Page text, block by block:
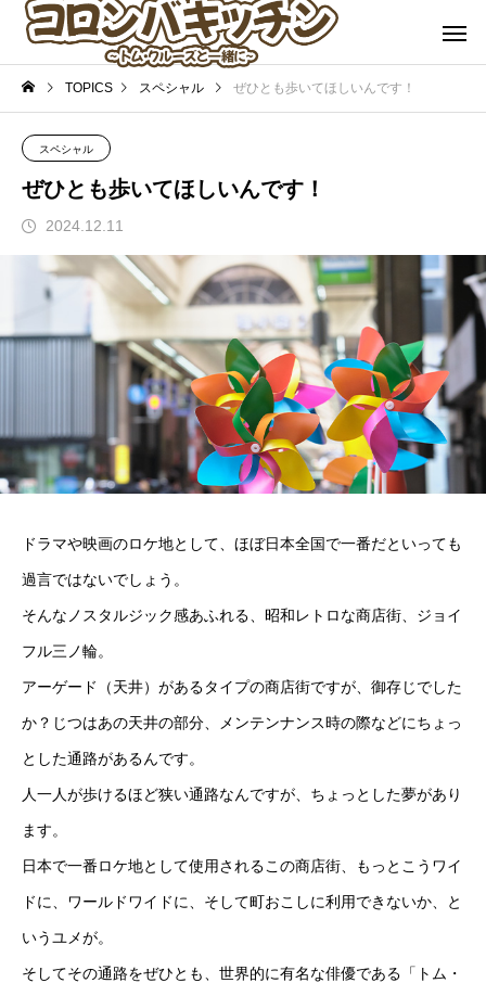
TOPICS スペシャル ぜひとも歩いてほしいんです！
スペシャル
ぜひとも歩いてほしいんです！
2024.12.11
ドラマや映画のロケ地として、ほぼ日本全国で一番だといっても
過言ではないでしょう。
そんなノスタルジック感あふれる、昭和レトロな商店街、ジョイ
フル三ノ輪。
アーゲード（天井）があるタイプの商店街ですが、御存じでした
か？じつはあの天井の部分、メンテンナンス時の際などにちょっ
とした通路があるんです。
人一人が歩けるほど狭い通路なんですが、ちょっとした夢があり
ます。
日本で一番ロケ地として使用されるこの商店街、もっとこうワイ
ドに、ワールドワイドに、そして町おこしに利用できないか、と
いうユメが。
そしてその通路をぜひとも、世界的に有名な俳優である「トム・